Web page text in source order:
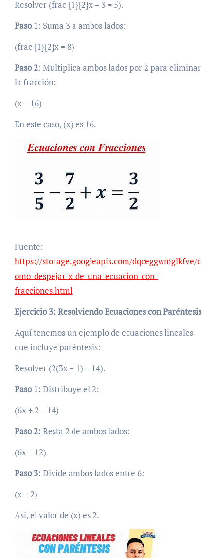
Resolver (frac {1}{2}x – 3 = 5).
Paso 1: Suma 3 a ambos lados:
(frac {1}{2}x = 8)
Paso 2: Multiplica ambos lados por 2 para eliminar
la fracción:
(x = 16)
En este caso, (x) es 16.
Fuente:
https://storage.googleapis.com/dqceggwmglkfve/c
omo-despejar-x-de-una-ecuacion-con-
fracciones.html
Ejercicio 3: Resolviendo Ecuaciones con Paréntesis
Aquí tenemos un ejemplo de ecuaciones lineales
que incluye paréntesis:
Resolver (2(3x + 1) = 14).
Paso 1: Distribuye el 2:
(6x + 2 = 14)
Paso 2: Resta 2 de ambos lados:
(6x = 12)
Paso 3: Divide ambos lados entre 6:
(x = 2)
Así, el valor de (x) es 2.